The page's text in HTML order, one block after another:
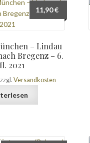
– Lindau
Bregenz – 6.
2021
11,90€
zzgl.Versandkosten